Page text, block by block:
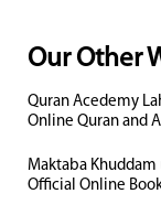
Our Other
Quran Acedemy
Online Quran and
Maktaba Khuddam
Official Online